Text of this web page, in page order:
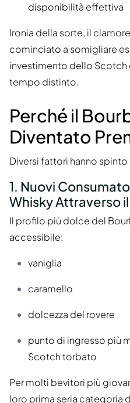
disponibilità effettiva
Ironia della sorte, il
cominciato a somigliare
investimento dello Scotch
tempo distinto.
Perché il
Diventato
Diversi fattori hanno
1. Nuovi
Whisky Attraverso
Il profilo più dolce del
accessibile:
vaniglia
caramello
dolcezza del rovere
punto di ingresso più
Scotch torbato
Per molti bevitori più
loro prima seria categoria